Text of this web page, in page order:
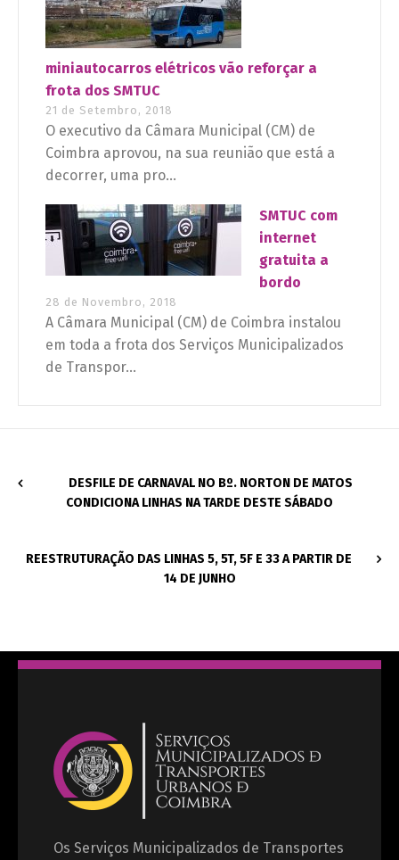
miniautocarros elétricos vão reforçar a
frota dos SMTUC
21 de Setembro, 2018
O executivo da Câmara Municipal (CM) de
Coimbra aprovou, na sua reunião que está a
decorrer, uma pro...
SMTUC com
internet
gratuita a
bordo
28 de Novembro, 2018
A Câmara Municipal (CM) de Coimbra instalou
em toda a frota dos Serviços Municipalizados
de Transpor...
DESFILE DE CARNAVAL NO Bº. NORTON DE MATOS
CONDICIONA LINHAS NA TARDE DESTE SÁBADO
REESTRUTURAÇÃO DAS LINHAS 5, 5T, 5F E 33 A PARTIR DE
14 DE JUNHO
Os Serviços Municipalizados de Transportes